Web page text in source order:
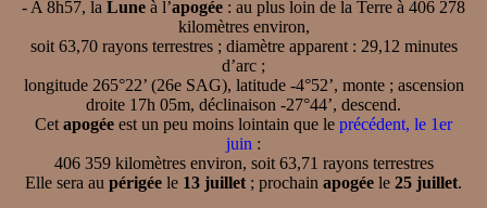
- A 8h57, la Lune à l’apogée : au plus loin de la Terre à 406 278
kilomètres environ,
soit 63,70 rayons terrestres ; diamètre apparent : 29,12 minutes
d’arc ;
longitude 265°22’ (26e SAG), latitude -4°52’, monte ; ascension
droite 17h 05m, déclinaison -27°44’, descend.
Cet apogée est un peu moins lointain que le précédent, le 1er
juin :
406 359 kilomètres environ, soit 63,71 rayons terrestres
Elle sera au périgée le 13 juillet ; prochain apogée le 25 juillet.